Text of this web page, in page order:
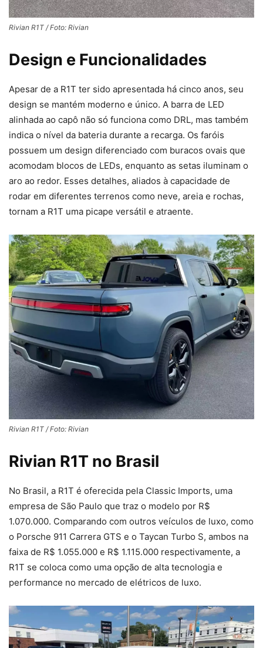
Rivian R1T / Foto: Rivian
Design e Funcionalidades
Apesar de a R1T ter sido apresentada há cinco anos, seu
design se mantém moderno e único. A barra de LED
alinhada ao capô não só funciona como DRL, mas também
indica o nível da bateria durante a recarga. Os faróis
possuem um design diferenciado com buracos ovais que
acomodam blocos de LEDs, enquanto as setas iluminam o
aro ao redor. Esses detalhes, aliados à capacidade de
rodar em diferentes terrenos como neve, areia e rochas,
tornam a R1T uma picape versátil e atraente.
Rivian R1T / Foto: Rivian
Rivian R1T no Brasil
No Brasil, a R1T é oferecida pela Classic Imports, uma
empresa de São Paulo que traz o modelo por R$
1.070.000. Comparando com outros veículos de luxo, como
o Porsche 911 Carrera GTS e o Taycan Turbo S, ambos na
faixa de R$ 1.055.000 e R$ 1.115.000 respectivamente, a
R1T se coloca como uma opção de alta tecnologia e
performance no mercado de elétricos de luxo.